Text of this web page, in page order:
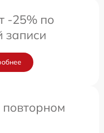
-25% по
записи